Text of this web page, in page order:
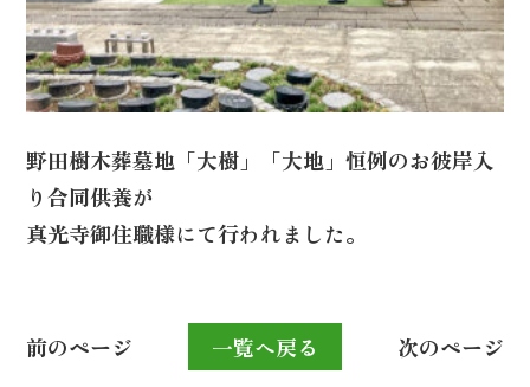
野田樹木葬墓地「大樹」「大地」恒例のお彼岸入
り合同供養が
真光寺御住職様にて行われました。
前のページ 一覧へ戻る 次のページ